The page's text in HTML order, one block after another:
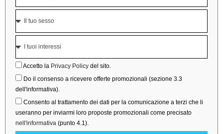
Accetto la Privacy Policy del sito.
Do il consenso a ricevere offerte promozionali (sezione 3.3
dell'informativa).
Consento al trattamento dei dati per la comunicazione a terzi che li
useranno per inviarmi loro proposte promozionali come precisato
nell'informativa (punto 4.1).